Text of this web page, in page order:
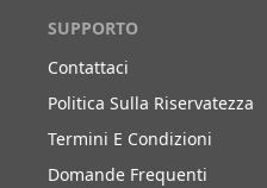
SUPPORTO
Contattaci
Politica Sulla Riservatezza
Termini E Condizioni
Domande Frequenti